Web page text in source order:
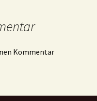
Kommentar